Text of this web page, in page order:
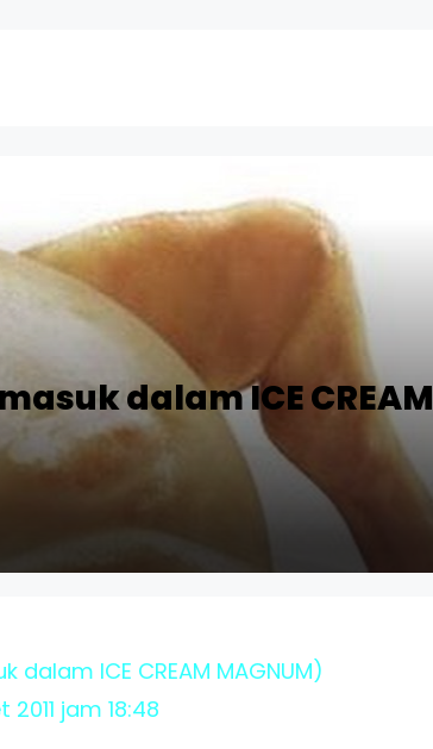
dalam ICE CREAM
ICE CREAM MAGNUM)
jam 18:48